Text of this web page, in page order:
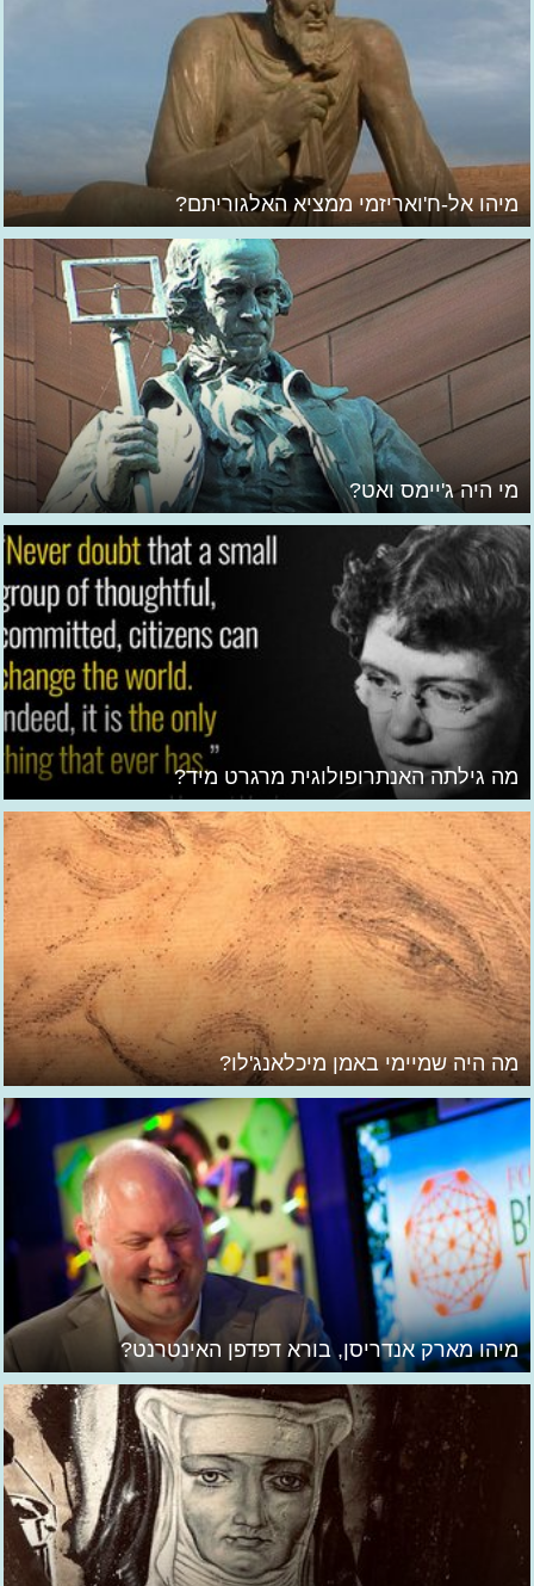
מיהו אל-ח'ואריזמי ממציא האלגוריתם?
מי היה ג'יימס ואט?
מה גילתה האנתרופולוגית מרגרט מיד?
מה היה שמיימי באמן מיכלאנג'לו?
מיהו מארק אנדריסן, בורא דפדפן האינטרנט?